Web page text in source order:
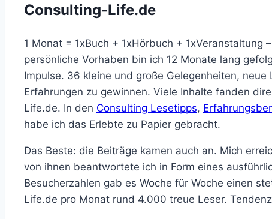
Consulting-Life.de
1 Monat = 1xBuch + 1xHörbuch + 1xVeranstaltung
persönliche Vorhaben bin ich 12 Monate lang
Impulse. 36 kleine und große Gelegenheiten,
Erfahrungen zu gewinnen. Viele Inhalte fanden
Life.de. In den Consulting Lesetipps,
habe ich das Erlebte zu Papier gebracht.
Das Beste: die Beiträge kamen auch an. Mich
von ihnen beantwortete ich in Form eines
Besucherzahlen gab es Woche für Woche einen
Life.de pro Monat rund 4.000 treue Leser.